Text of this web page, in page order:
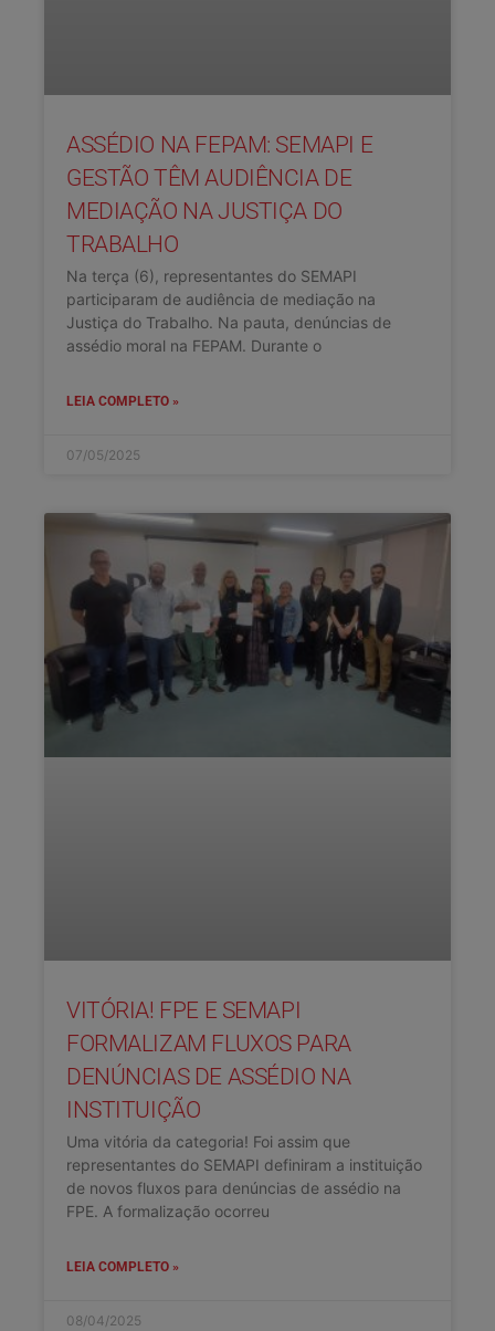
ASSÉDIO NA FEPAM: SEMAPI E
GESTÃO TÊM AUDIÊNCIA DE
MEDIAÇÃO NA JUSTIÇA DO
TRABALHO
Na terça (6), representantes do SEMAPI
participaram de audiência de mediação na
Justiça do Trabalho. Na pauta, denúncias de
assédio moral na FEPAM. Durante o
LEIA COMPLETO »
07/05/2025
VITÓRIA! FPE E SEMAPI
FORMALIZAM FLUXOS PARA
DENÚNCIAS DE ASSÉDIO NA
INSTITUIÇÃO
Uma vitória da categoria! Foi assim que
representantes do SEMAPI definiram a instituição
de novos fluxos para denúncias de assédio na
FPE. A formalização ocorreu
LEIA COMPLETO »
08/04/2025